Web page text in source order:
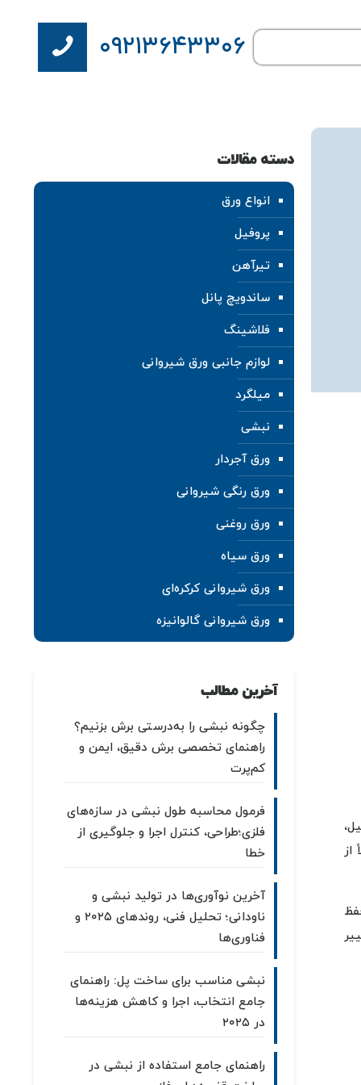
۰۹۲۱۳۶۴۳۳۰۶
از
دسته مقالات
انواع ورق
پروفیل
تیرآهن
ساندویچ پانل
فلاشینگ
لوازم جانبی ورق شیروانی
میلگرد
نبشی
ورق آجردار
ورق رنگی شیروانی
ورق روغنی
ورق سیاه
ورق شیروانی کرکره‌ای
ورق شیروانی گالوانیزه
آخرین مطالب
چگونه نبشی را به‌درستی برش بزنیم؟
راهنمای تخصصی برش دقیق، ایمن و
کم‌پرت
فرمول محاسبه طول نبشی در سازه‌های
فلزی؛طراحی، کنترل اجرا و جلوگیری از
خطا
آخرین نوآوری‌ها در تولید نبشی و
ناودانی؛ تحلیل فنی، روندهای ۲۰۲۵ و
فناوری‌ها
نبشی مناسب برای ساخت پل: راهنمای
جامع انتخاب، اجرا و کاهش هزینه‌ها
در ۲۰۲۵
راهنمای جامع استفاده از نبشی در